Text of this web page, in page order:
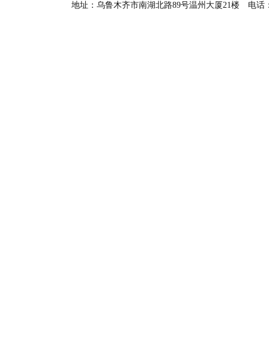
地址：乌鲁木齐市南湖北路89号温州大厦21楼 电